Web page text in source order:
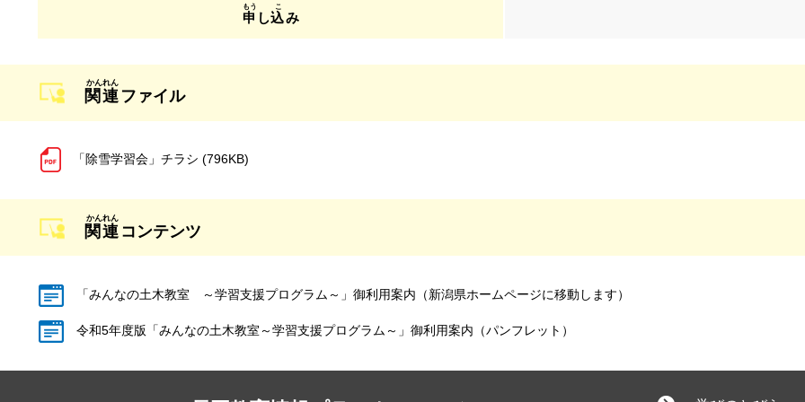
申 し込み
関連 ファイル
「除雪学習会」チラシ (796KB)
関連 コンテンツ
「みんなの土木教室 ～学習支援プログラム～」御利用案内（新潟県ホームページに移動します）
令和5年度版「みんなの土木教室～学習支援プログラム～」御利用案内（パンフレット）